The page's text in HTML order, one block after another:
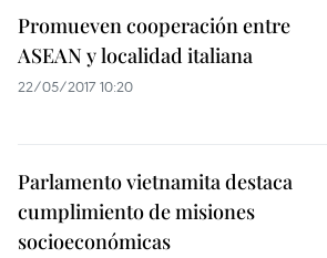
Promueven cooperación entre
ASEAN y localidad italiana
22/05/2017 10:20
Parlamento vietnamita destaca
cumplimiento de misiones
socioeconómicas